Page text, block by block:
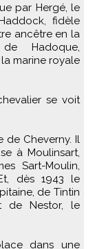
par Hergé, le
fidèle
ancêtre en la
Hadoque,
marine royale
se voit
de Cheverny. Il
à Moulinsart,
Sart-Moulin,
dès 1943 le
de Tintin
de Nestor, le
dans une